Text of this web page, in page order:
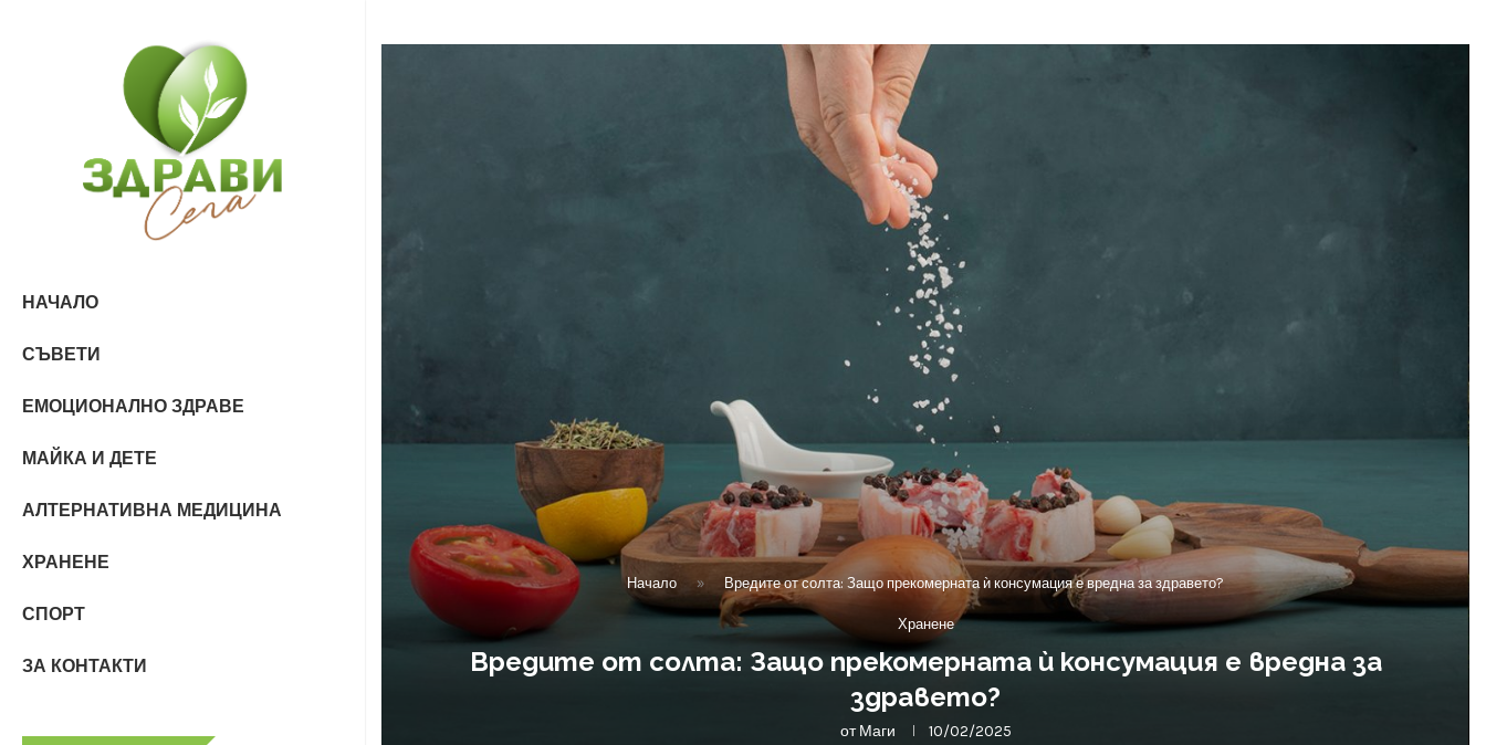
НАЧАЛО
СЪВЕТИ
ЕМОЦИОНАЛНО ЗДРАВЕ
МАЙКА И ДЕТЕ
АЛТЕРНАТИВНА МЕДИЦИНА
ХРАНЕНЕ
СПОРТ
ЗА КОНТАКТИ
Начало » Вредите от солта: Защо прекомерната ѝ консумация е вредна за здравето?
Хранене
Вредите от солта: Защо прекомерната ѝ консумация е вредна за
здравето?
отМаги 10/02/2025